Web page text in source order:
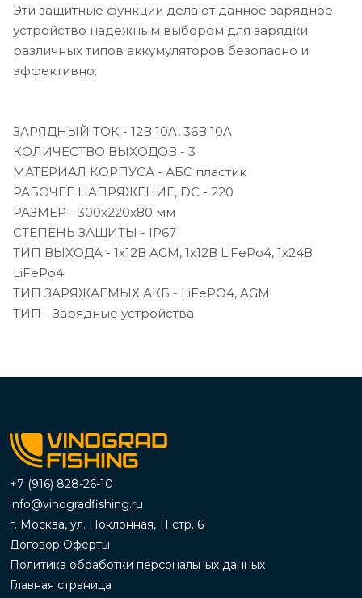
Эти защитные функции делают данное зарядное
устройство надежным выбором для зарядки
различных типов аккумуляторов безопасно и
эффективно.
ЗАРЯДНЫЙ ТОК - 12В 10A, 36В 10A
КОЛИЧЕСТВО ВЫХОДОВ - 3
МАТЕРИАЛ КОРПУСА - АБС пластик
РАБОЧЕЕ НАПРЯЖЕНИЕ, DC - 220
РАЗМЕР - 300х220х80 мм
СТЕПЕНЬ ЗАЩИТЫ - IP67
ТИП ВЫХОДА - 1х12В AGM, 1х12В LiFePo4, 1х24В
LiFePo4
ТИП ЗАРЯЖАЕМЫХ АКБ - LiFePO4, AGM
ТИП - Зарядные устройства
+7 (916) 828-26-10
info@vinogradfishing.ru
г. Москва, ул. Поклонная, 11 стр. 6
Договор Оферты
Политика обработки персональных данных
Главная страница